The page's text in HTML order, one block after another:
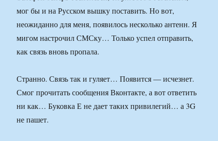
мог бы и на Русском вышку поставить. Но вот,
неожиданно для меня, появилось несколько антенн. Я
мигом настрочил СМСку… Только успел отправить,
как связь вновь пропала.
Странно. Связь так и гуляет… Появится — исчезнет.
Смог прочитать сообщения Вконтакте, а вот ответить
ни как… Буковка Е не дает таких привилегий… а 3G
не пашет.